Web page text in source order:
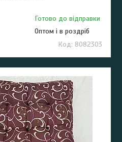
Готово до відправки
Оптом і в роздріб
8082303